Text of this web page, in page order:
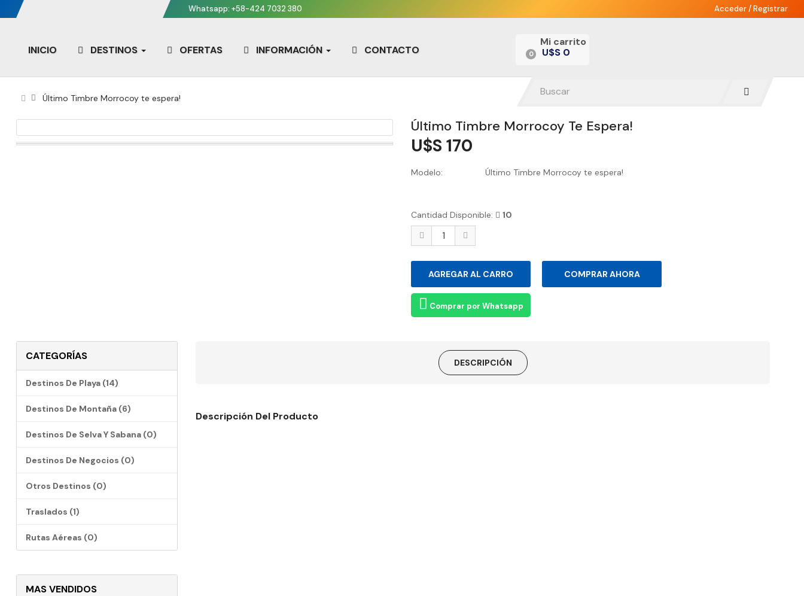
Whatsapp: +58-424 7032 380 Acceder/Registrar
INICIO DESTINOS OFERTAS INFORMACIÓN CONTACTO
Mi carrito
0- U$S 0
Último Timbre Morrocoy te espera!
Último Timbre Morrocoy Te Espera!
U$S 170
Modelo: Último Timbre Morrocoy te espera!
Cantidad Disponible: 10
Comprar por Whatsapp
CATEGORÍAS
Destinos De Playa (14)
Destinos De Montaña (6)
Destinos De Selva Y Sabana (0)
Destinos De Negocios (0)
Otros Destinos (0)
Traslados (1)
Rutas Aéreas (0)
MAS VENDIDOS
DESCRIPCIÓN
Descripción Del Producto